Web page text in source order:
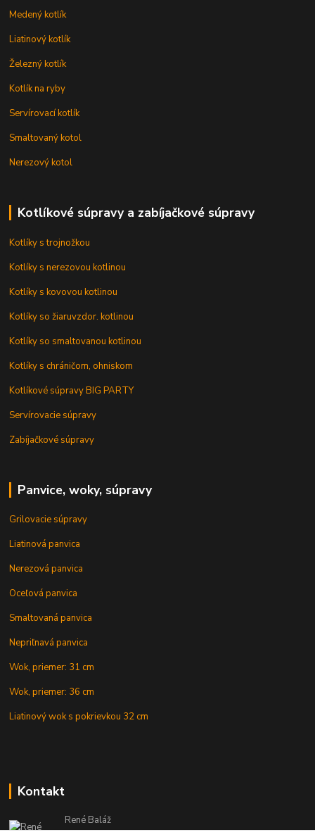
Medený kotlík
Liatinový kotlík
Železný kotlík
Kotlík na ryby
Servírovací kotlík
Smaltovaný kotol
Nerezový kotol
Kotlíkové súpravy a zabíjačkové súpravy
Kotlíky s trojnožkou
Kotlíky s nerezovou kotlinou
Kotlíky s kovovou kotlinou
Kotlíky so žiaruvzdor. kotlinou
Kotlíky so smaltovanou kotlinou
Kotlíky s chráničom, ohniskom
Kotlíkové súpravy BIG PARTY
Servírovacie súpravy
Zabíjačkové súpravy
Panvice, woky, súpravy
Grilovacie súpravy
Liatinová panvica
Nerezová panvica
Oceľová panvica
Smaltovaná panvica
Nepriľnavá panvica
Wok, priemer: 31 cm
Wok, priemer: 36 cm
Liatinový wok s pokrievkou 32 cm
Kontakt
René Baláž